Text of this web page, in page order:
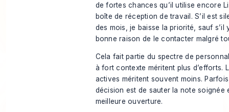
de fortes chances qu’il utilise encore
boîte de réception de travail. S’il est
des mois, je baisse la priorité, sauf s’il
bonne raison de le contacter malgré
Cela fait partie du spectre de
à fort contexte méritent plus d’efforts.
actives méritent souvent moins.
décision est de sauter la note soignée
meilleure ouverture.